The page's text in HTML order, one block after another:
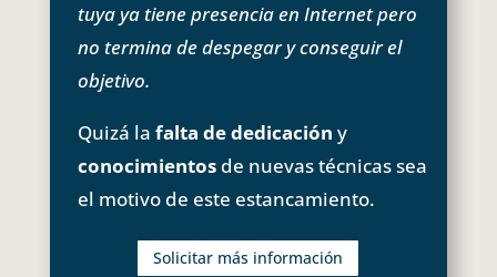
tuya ya tiene presencia en Internet pero
no termina de despegar y conseguir el
objetivo.
Quizá la falta de dedicación y
conocimientosde nuevas técnicas sea
el motivo de este estancamiento.
Solicitar más información